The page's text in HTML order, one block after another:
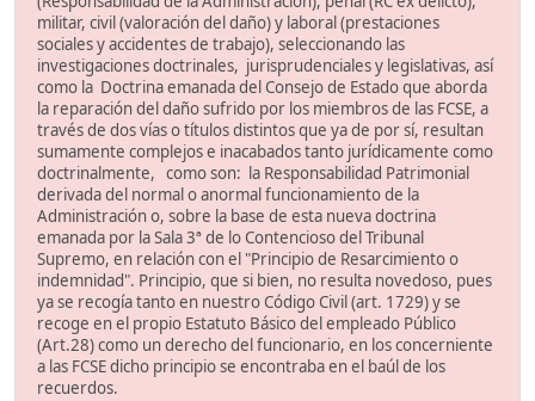
militar, civil (valoración del daño) y laboral (prestaciones
sociales y accidentes de trabajo), seleccionando las
investigaciones doctrinales, jurisprudenciales y legislativas, así
como la Doctrina emanada del Consejo de Estado que aborda
la reparación del daño sufrido por los miembros de las FCSE, a
través de dos vías o títulos distintos que ya de por sí, resultan
sumamente complejos e inacabados tanto jurídicamente como
doctrinalmente, como son: la Responsabilidad Patrimonial
derivada del normal o anormal funcionamiento de la
Administración o, sobre la base de esta nueva doctrina
emanada por la Sala 3ª de lo Contencioso del Tribunal
Supremo, en relación con el "Principio de Resarcimiento o
indemnidad". Principio, que si bien, no resulta novedoso, pues
ya se recogía tanto en nuestro Código Civil (art. 1729) y se
recoge en el propio Estatuto Básico del empleado Público
(Art.28) como un derecho del funcionario, en los concerniente
a las FCSE dicho principio se encontraba en el baúl de los
recuerdos.